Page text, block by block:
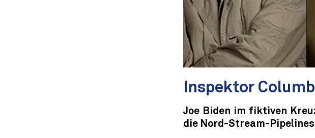
Inspektor
Joe Biden im fiktiven
die Nord-Stream-